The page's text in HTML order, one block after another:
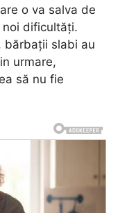
o va salva de
noi dificultăți.
bărbații slabi au
urmare,
să nu fie